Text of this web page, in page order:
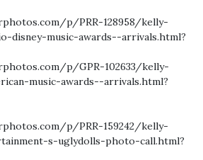
p/PRR-128958/kelly-
disney-music-awards--arrivals.html?
p/GPR-102633/kelly-
music-awards--arrivals.html?
p/PRR-159242/kelly-
s-uglydolls-photo-call.html?